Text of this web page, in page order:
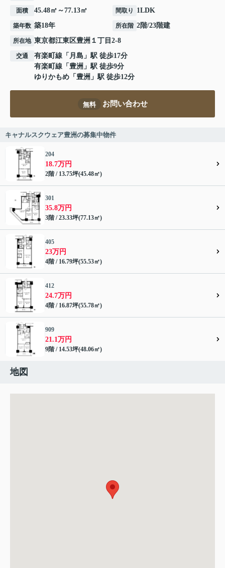
面積 45.48㎡～77.13㎡ 間取り 1LDK
築年数 築18年 所在階 2階/23階建
所在地 東京都江東区豊洲 １丁目2-8
交通 有楽町線 「 月島 」駅 徒歩17分
有楽町線 「 豊洲 」駅 徒歩9分
ゆりかもめ 「 豊洲 」駅 徒歩12分
無料 お問い合わせ
キャナルスクウェア豊洲の募集中物件
204
18.7万円
2階 / 13.75坪(45.48㎡)
301
35.8万円
3階 / 23.33坪(77.13㎡)
405
23万円
4階 / 16.79坪(55.53㎡)
412
24.7万円
4階 / 16.87坪(55.78㎡)
909
21.1万円
9階 / 14.53坪(48.06㎡)
地図